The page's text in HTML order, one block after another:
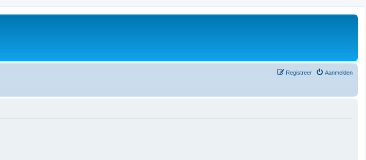
Aanmelden
Registreer